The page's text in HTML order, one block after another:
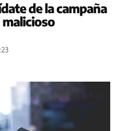
de la campaña
malicioso